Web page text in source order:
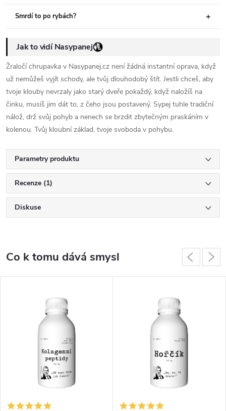
Smrdí to po rybách?
Jak to vidí Nasypanej
Žraločí chrupavka v Nasypanej.cz není žádná instantní oprava, když
už nemůžeš vyjít schody, ale tvůj dlouhodobý štít. Jestli chceš, aby
tvoje klouby nevrzaly jako starý dveře pokaždý, když naložíš na
činku, musíš jim dát to, z čeho jsou postavený. Sypej tuhle tradiční
nálož, drž svůj pohyb a nenech se brzdit zbytečným praskáním v
kolenou. Tvůj kloubní základ, tvoje svoboda v pohybu.
Parametry produktu
Recenze (1)
Diskuse
Co k tomu dává smysl